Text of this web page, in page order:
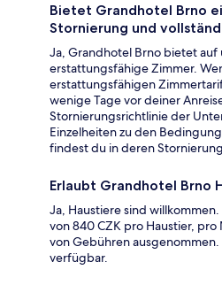
Bietet Grandhotel Brno
Stornierung und
Ja, Grandhotel Brno bietet
erstattungsfähige Zimmer.
erstattungsfähigen
wenige Tage vor deiner
Stornierungsrichtlinie der
Einzelheiten zu den
findest du in deren
Erlaubt Grandhotel Brno
Ja, Haustiere sind
von 840 CZK pro Haustier, pro
von Gebühren
verfügbar.